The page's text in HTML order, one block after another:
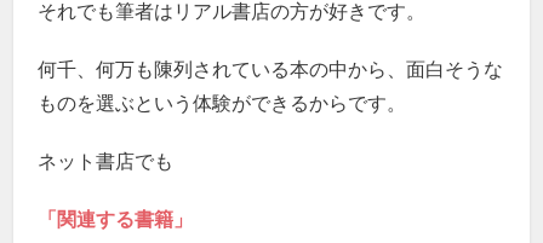
それでも筆者はリアル書店の方が好きです。
何千、何万も陳列されている本の中から、面白そうな
ものを選ぶという体験ができるからです。
ネット書店でも
「関連する書籍」